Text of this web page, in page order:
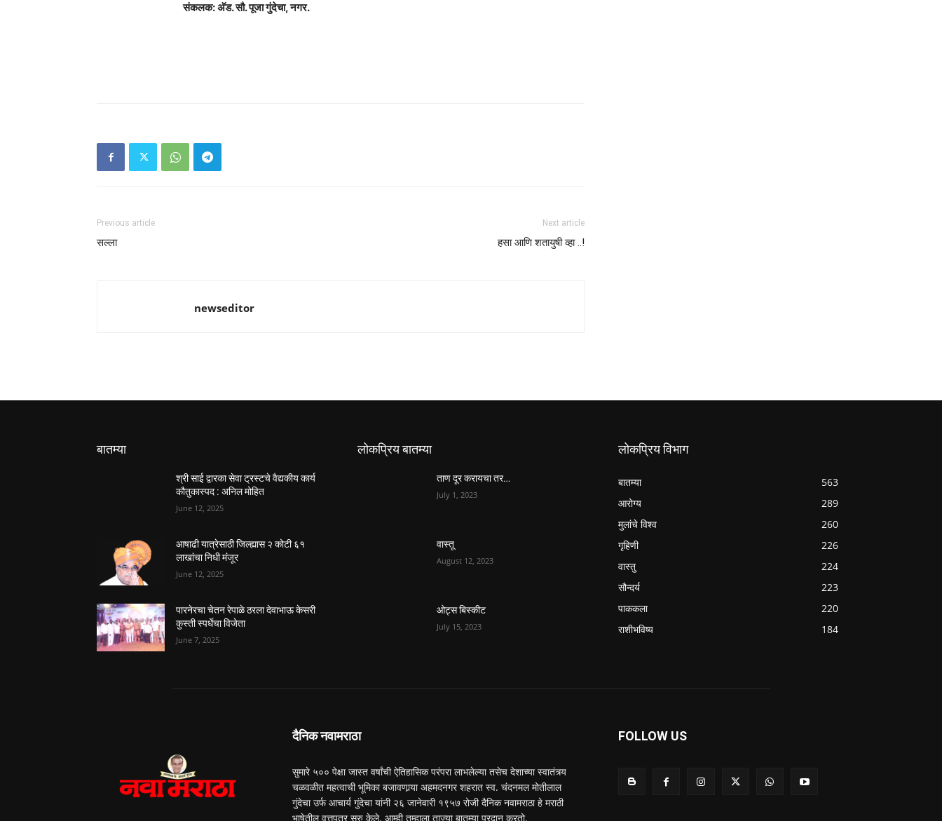
संकलक: अ‍ॅड. सौ. पूजा गुंदेचा, नगर.
Previous article
सल्ला
Next article
हसा आणि शतायुषी व्हा ..!
newseditor
बातम्या
श्री साई द्वारका सेवा ट्रस्टचे वैद्यकीय कार्य
कौतुकास्पद : अनिल मोहित
June 12, 2025
आषाढी यात्रेसाठी जिल्ह्यास २ कोटी ६१
लाखांचा निधी मंजूर
June 12, 2025
पारनेरचा चेतन रेपाळे ठरला देवाभाऊ केसरी
कुस्ती स्पर्धेचा विजेता
June 7, 2025
लोकप्रिय बातम्या
ताण दूर करायचा तर…
July 1, 2023
वास्तू
August 12, 2023
ओट्स बिस्कीट
July 15, 2023
लोकप्रिय विभाग
बातम्या
563
आरोग्य
289
मुलांचे विश्व
260
गृहिणी
226
वास्तु
224
सौन्दर्य
223
पाककला
220
राशीभविष्य
184
दैनिक नवामराठा
सुमारे ५०० पेक्षा जास्त वर्षांची ऐतिहासिक परंपरा लाभलेल्या तसेच देशाच्या स्वातंत्र्य
चळवळीत महत्वाची भूमिका बजावणार्‍या अहमदनगर शहरात स्व. चंदनमल मोतीलाल
गुंदेचा उर्फ आचार्य गुंदेचा यांनी २६ जानेवारी १९५७ रोजी दैनिक नवामराठा हे मराठी
भाषेतील वृत्तपत्र सुरु केले. आम्ही तुम्हाला ताज्या बातम्या प्रदान करतो.
FOLLOW US